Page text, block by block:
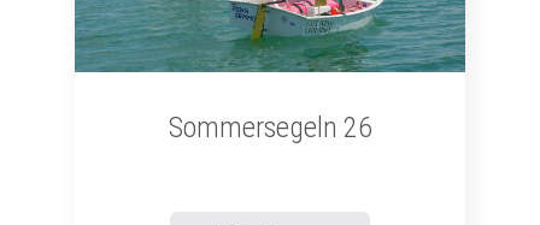
Sommersegeln 26